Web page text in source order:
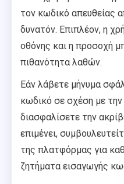
τον κωδικό απευθείας
δυνατόν. Επιπλέον, η
οθόνης και η προσοχή
πιθανότητα λαθών.
Εάν λάβετε μήνυμα
κωδικό σε σχέση με την
διασφαλίσετε την
επιμένει,
της πλατφόρμας για
ζητήματα εισαγωγής